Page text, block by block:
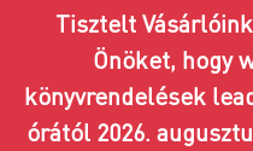
Tisztelt
Önöket, hogy
könyvrendelések
órától 2026.